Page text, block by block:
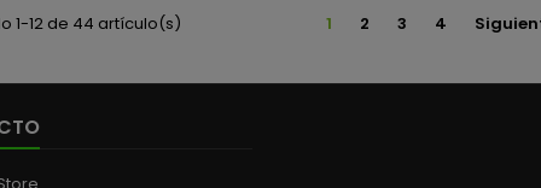
visibles, incluso en
difíciles como
siempre visibles, incluso en
condiciones difíciles como
1-12 de 44 artículo(s) 1 2 3 4